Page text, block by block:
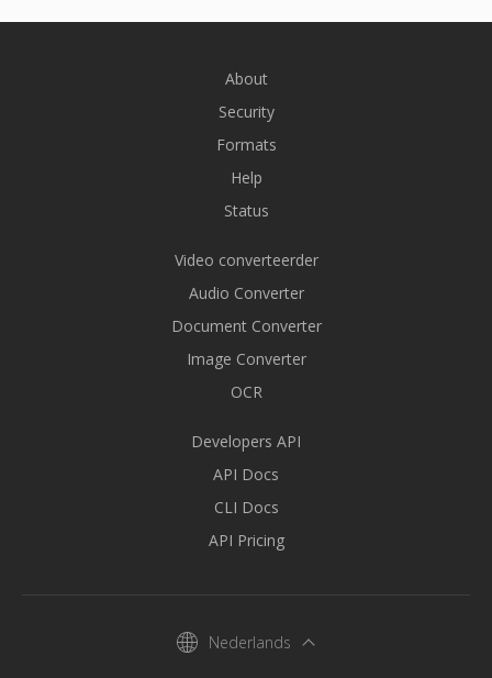
About
Security
Formats
Help
Status
Video converteerder
Audio Converter
Document Converter
Image Converter
OCR
Developers API
API Docs
CLI Docs
API Pricing
Nederlands